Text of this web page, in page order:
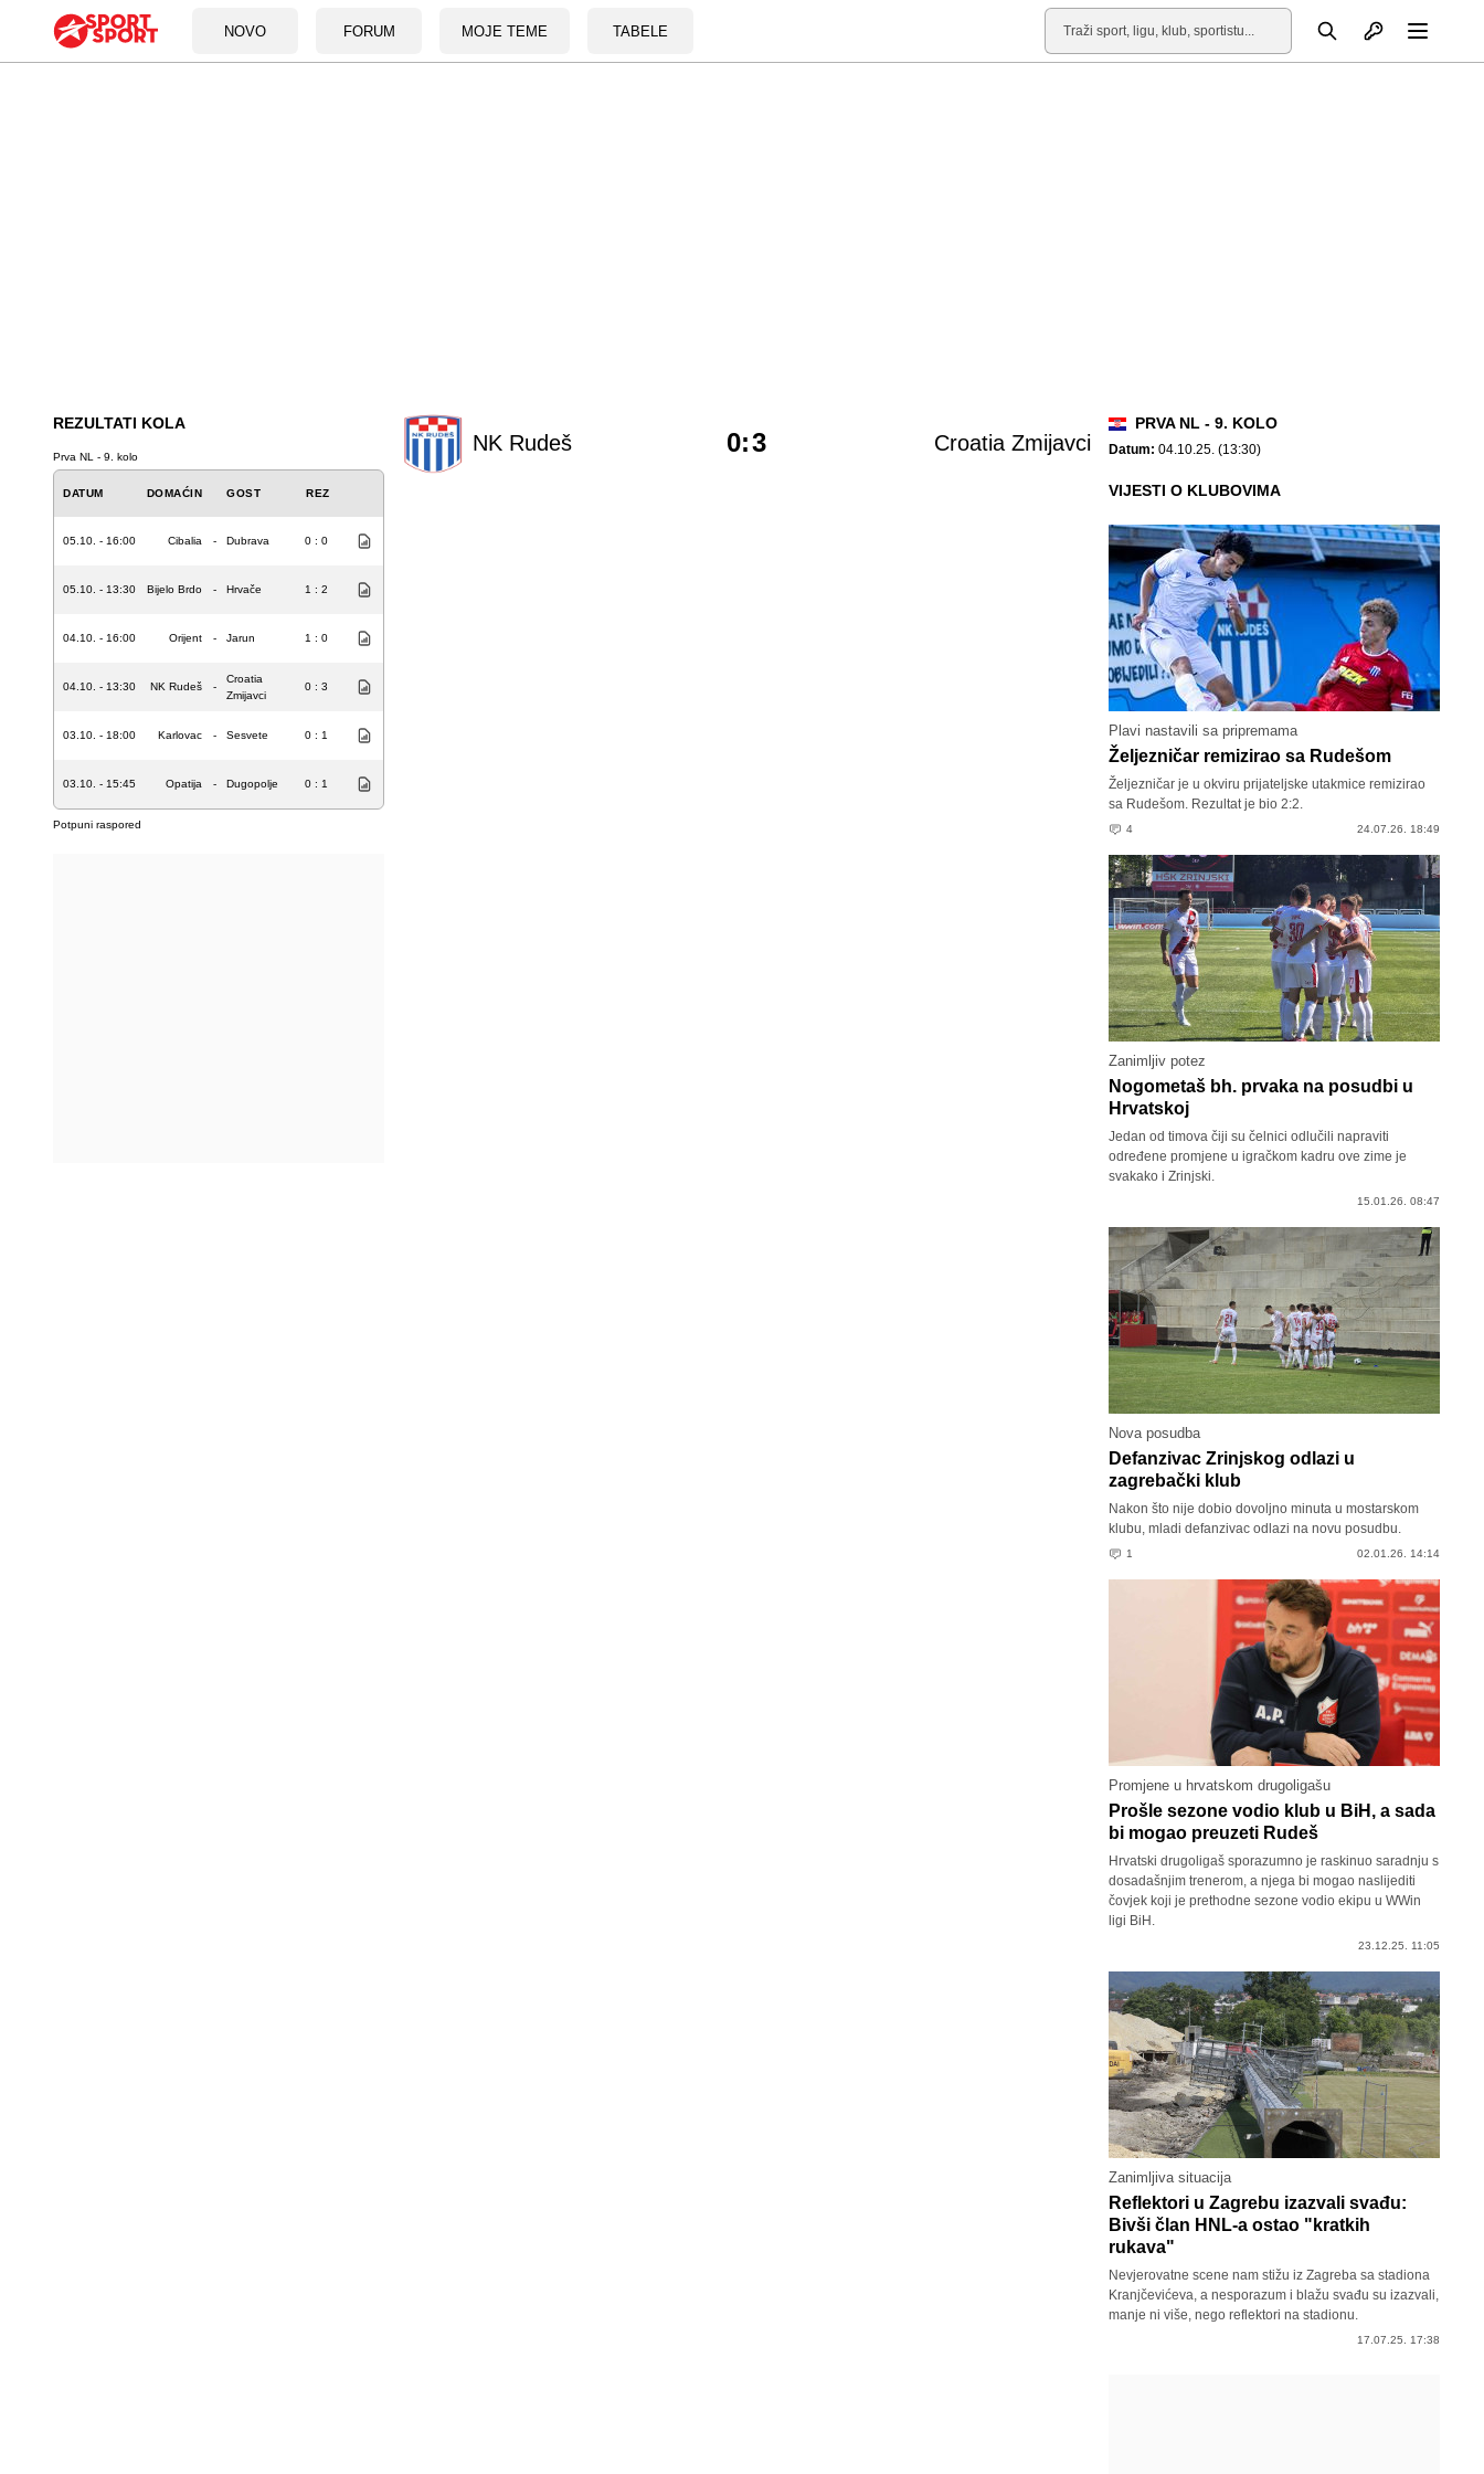
NOVO FORUM MOJE TEME TABELE
Pretraga Otvori profil
REZULTATI KOLA
Prva NL - 9. kolo
DATUM DOMAĆIN GOST REZ
05.10. - 16:00 Cibalia - Dubrava 0 : 0
05.10. - 13:30 Bijelo Brdo - Hrvače 1 : 2
04.10. - 16:00 Orijent - Jarun 1 : 0
04.10. - 13:30 NK Rudeš -
Croatia
Zmijavci
0 : 3
03.10. - 18:00 Karlovac - Sesvete 0 : 1
03.10. - 15:45 Opatija - Dugopolje 0 : 1
Potpuni raspored
NK Rudeš Croatia Zmijavci
0:3
PRVA NL - 9. KOLO
Datum: 04.10.25. (13:30)
VIJESTI O KLUBOVIMA
Plavi nastavili sa pripremama
Željezničar remizirao sa Rudešom
Željezničar je u okviru prijateljske utakmice remizirao
sa Rudešom. Rezultat je bio 2:2.
4 24.07.26. 18:49
Zanimljiv potez
Nogometaš bh. prvaka na posudbi u
Hrvatskoj
Jedan od timova čiji su čelnici odlučili napraviti
određene promjene u igračkom kadru ove zime je
svakako i Zrinjski.
15.01.26. 08:47
Nova posudba
Defanzivac Zrinjskog odlazi u
zagrebački klub
Nakon što nije dobio dovoljno minuta u mostarskom
klubu, mladi defanzivac odlazi na novu posudbu.
1 02.01.26. 14:14
Promjene u hrvatskom drugoligašu
Prošle sezone vodio klub u BiH, a sada
bi mogao preuzeti Rudeš
Hrvatski drugoligaš sporazumno je raskinuo saradnju s
dosadašnjim trenerom, a njega bi mogao naslijediti
čovjek koji je prethodne sezone vodio ekipu u WWin
ligi BiH.
23.12.25. 11:05
Zanimljiva situacija
Reflektori u Zagrebu izazvali svađu:
Bivši član HNL-a ostao "kratkih
rukava"
Nevjerovatne scene nam stižu iz Zagreba sa stadiona
Kranjčevićeva, a nesporazum i blažu svađu su izazvali,
manje ni više, nego reflektori na stadionu.
17.07.25. 17:38